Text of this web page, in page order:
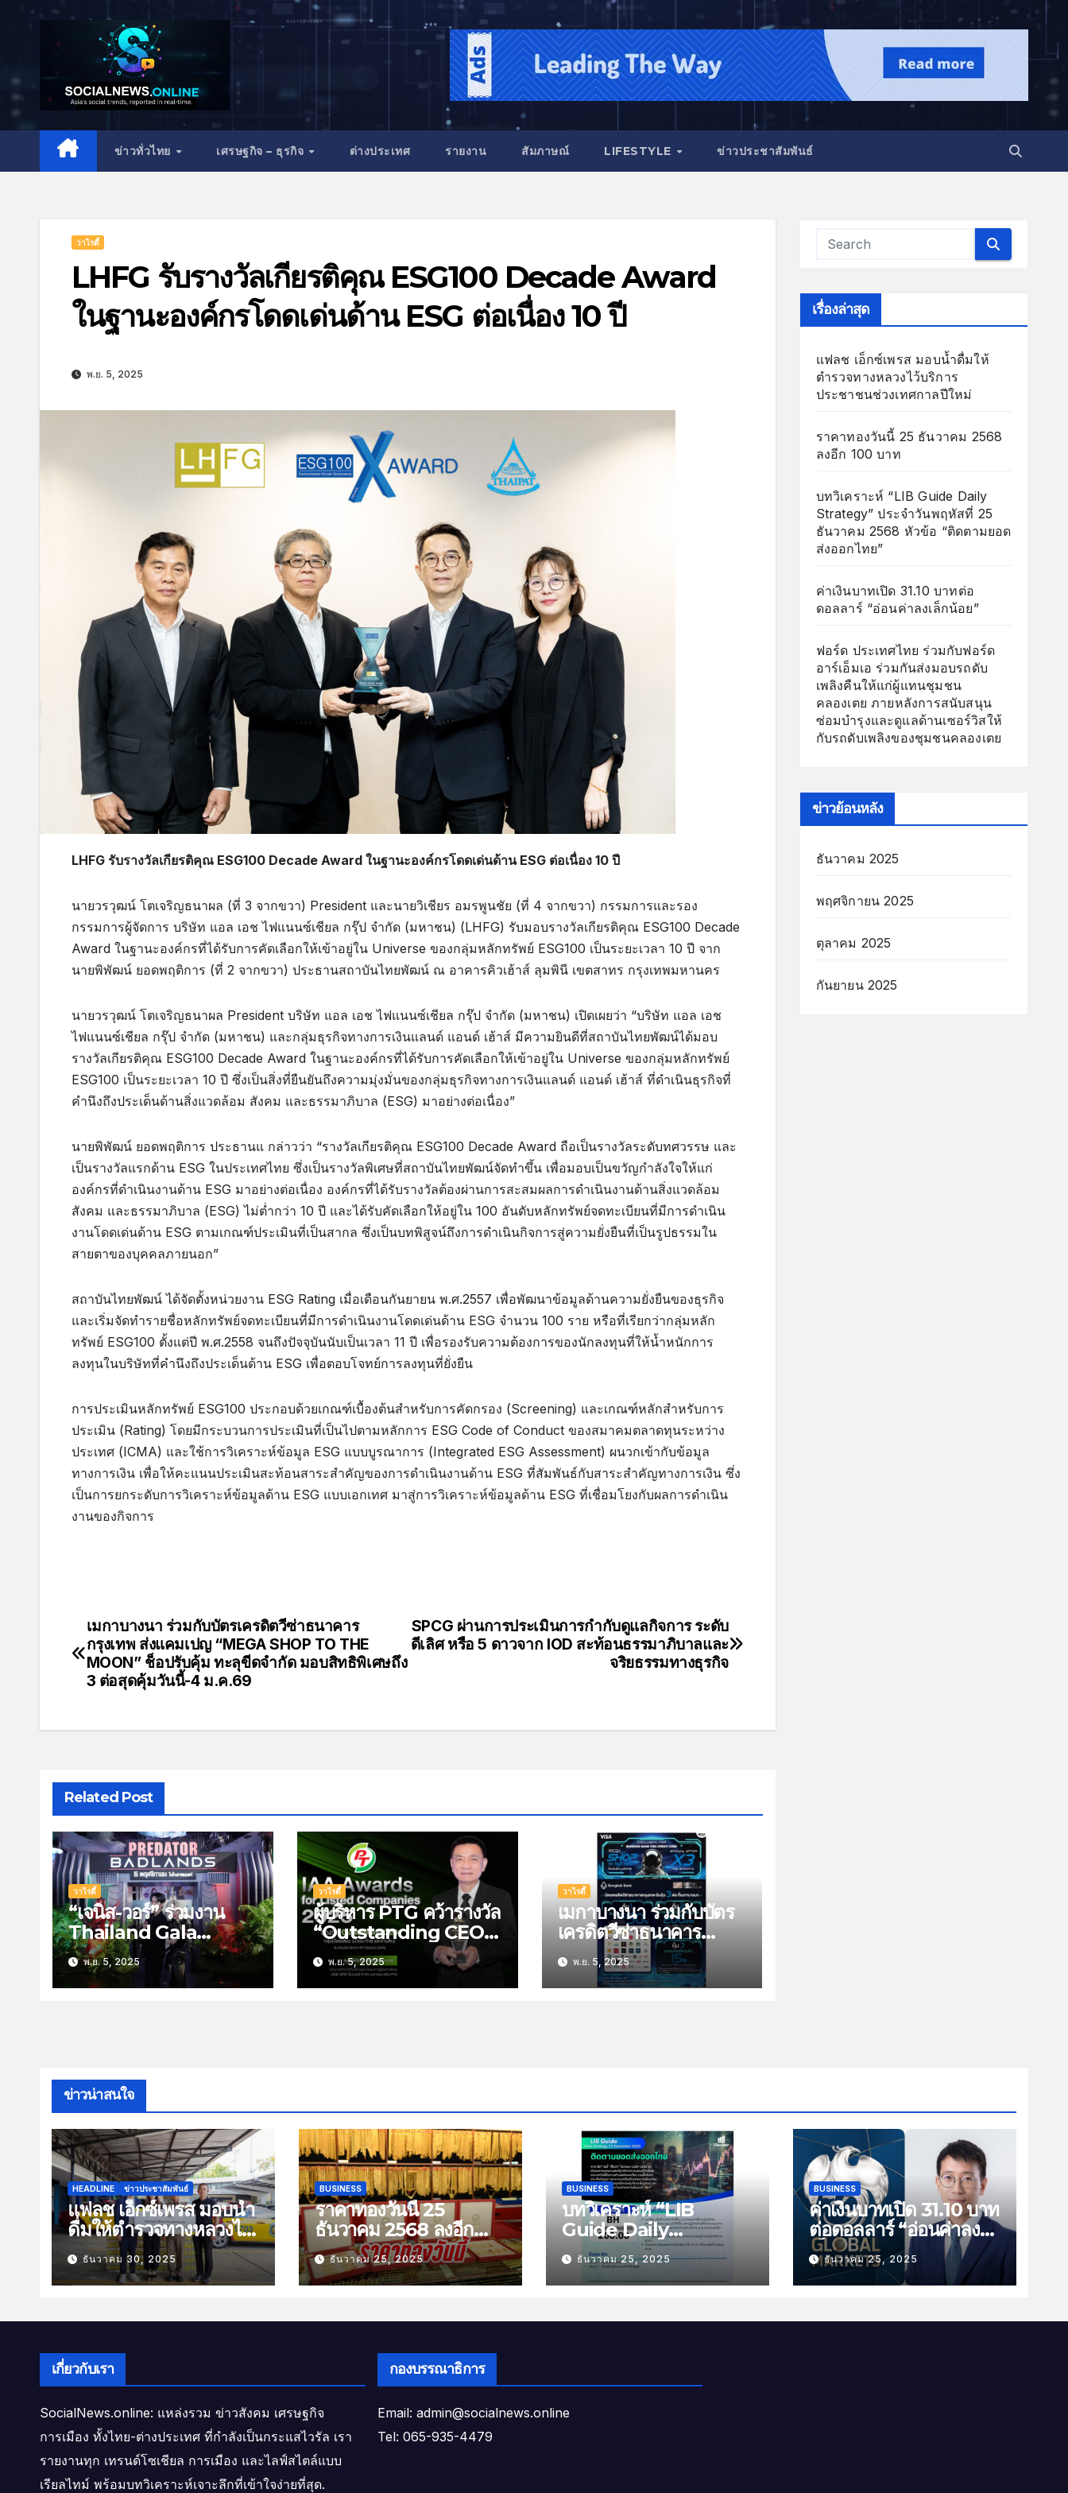
ข่าวทั่วไทย เศรษฐกิจ – ธุรกิจ ต่างประเทศ รายงาน สัมภาษณ์ LIFESTYLE ข่าวประชาสัมพันธ์
วาไรตี้
LHFG รับรางวัลเกียรติคุณ ESG100 Decade Award
ในฐานะองค์กรโดดเด่นด้าน ESG ต่อเนื่อง 10 ปี
พ.ย. 5, 2025
LHFG รับรางวัลเกียรติคุณ ESG100 Decade Award ในฐานะองค์กรโดดเด่นด้าน ESG ต่อเนื่อง 10 ปี
นายวรวุฒน์ โตเจริญธนาผล (ที่ 3 จากขวา) President และนายวิเชียร อมรพูนชัย (ที่ 4 จากขวา) กรรมการและรอง
กรรมการผู้จัดการ บริษัท แอล เอช ไฟแนนซ์เชียล กรุ๊ป จำกัด (มหาชน) (LHFG) รับมอบรางวัลเกียรติคุณ ESG100 Decade
Award ในฐานะองค์กรที่ได้รับการคัดเลือกให้เข้าอยู่ใน Universe ของกลุ่มหลักทรัพย์ ESG100 เป็นระยะเวลา 10 ปี จาก
นายพิพัฒน์ ยอดพฤติการ (ที่ 2 จากขวา) ประธานสถาบันไทยพัฒน์ ณ อาคารคิวเฮ้าส์ ลุมพินี เขตสาทร กรุงเทพมหานคร
นายวรวุฒน์ โตเจริญธนาผล President บริษัท แอล เอช ไฟแนนซ์เชียล กรุ๊ป จำกัด (มหาชน) เปิดเผยว่า “บริษัท แอล เอช
ไฟแนนซ์เชียล กรุ๊ป จำกัด (มหาชน) และกลุ่มธุรกิจทางการเงินแลนด์ แอนด์ เฮ้าส์ มีความยินดีที่สถาบันไทยพัฒน์ได้มอบ
รางวัลเกียรติคุณ ESG100 Decade Award ในฐานะองค์กรที่ได้รับการคัดเลือกให้เข้าอยู่ใน Universe ของกลุ่มหลักทรัพย์
ESG100 เป็นระยะเวลา 10 ปี ซึ่งเป็นสิ่งที่ยืนยันถึงความมุ่งมั่นของกลุ่มธุรกิจทางการเงินแลนด์ แอนด์ เฮ้าส์ ที่ดำเนินธุรกิจที่
คำนึงถึงประเด็นด้านสิ่งแวดล้อม สังคม และธรรมาภิบาล (ESG) มาอย่างต่อเนื่อง”
นายพิพัฒน์ ยอดพฤติการ ประธานแ กล่าวว่า “รางวัลเกียรติคุณ ESG100 Decade Award ถือเป็นรางวัลระดับทศวรรษ และ
เป็นรางวัลแรกด้าน ESG ในประเทศไทย ซึ่งเป็นรางวัลพิเศษที่สถาบันไทยพัฒน์จัดทำขึ้น เพื่อมอบเป็นขวัญกำลังใจให้แก่
องค์กรที่ดำเนินงานด้าน ESG มาอย่างต่อเนื่อง องค์กรที่ได้รับรางวัลต้องผ่านการสะสมผลการดำเนินงานด้านสิ่งแวดล้อม
สังคม และธรรมาภิบาล (ESG) ไม่ต่ำกว่า 10 ปี และได้รับคัดเลือกให้อยู่ใน 100 อันดับหลักทรัพย์จดทะเบียนที่มีการดำเนิน
งานโดดเด่นด้าน ESG ตามเกณฑ์ประเมินที่เป็นสากล ซึ่งเป็นบทพิสูจน์ถึงการดำเนินกิจการสู่ความยั่งยืนที่เป็นรูปธรรมใน
สายตาของบุคคลภายนอก”
สถาบันไทยพัฒน์ ได้จัดตั้งหน่วยงาน ESG Rating เมื่อเดือนกันยายน พ.ศ.2557 เพื่อพัฒนาข้อมูลด้านความยั่งยืนของธุรกิจ
และเริ่มจัดทำรายชื่อหลักทรัพย์จดทะเบียนที่มีการดำเนินงานโดดเด่นด้าน ESG จำนวน 100 ราย หรือที่เรียกว่ากลุ่มหลัก
ทรัพย์ ESG100 ตั้งแต่ปี พ.ศ.2558 จนถึงปัจจุบันนับเป็นเวลา 11 ปี เพื่อรองรับความต้องการของนักลงทุนที่ให้น้ำหนักการ
ลงทุนในบริษัทที่คำนึงถึงประเด็นด้าน ESG เพื่อตอบโจทย์การลงทุนที่ยั่งยืน
การประเมินหลักทรัพย์ ESG100 ประกอบด้วยเกณฑ์เบื้องต้นสำหรับการคัดกรอง (Screening) และเกณฑ์หลักสำหรับการ
ประเมิน (Rating) โดยมีกระบวนการประเมินที่เป็นไปตามหลักการ ESG Code of Conduct ของสมาคมตลาดทุนระหว่าง
ประเทศ (ICMA) และใช้การวิเคราะห์ข้อมูล ESG แบบบูรณาการ (Integrated ESG Assessment) ผนวกเข้ากับข้อมูล
ทางการเงิน เพื่อให้คะแนนประเมินสะท้อนสาระสำคัญของการดำเนินงานด้าน ESG ที่สัมพันธ์กับสาระสำคัญทางการเงิน ซึ่ง
เป็นการยกระดับการวิเคราะห์ข้อมูลด้าน ESG แบบเอกเทศ มาสู่การวิเคราะห์ข้อมูลด้าน ESG ที่เชื่อมโยงกับผลการดำเนิน
งานของกิจการ
SPCG ผ่านการประเมินการกำกับดูแลกิจการ ระดับ
ดีเลิศ หรือ 5 ดาวจาก IOD สะท้อนธรรมาภิบาลและ
จริยธรรมทางธุรกิจ
เมกาบางนา ร่วมกับบัตรเครดิตวีซ่าธนาคาร
กรุงเทพ ส่งแคมเปญ “MEGA SHOP TO THE
MOON” ช็อปรับคุ้ม ทะลุขีดจำกัด มอบสิทธิพิเศษถึง
3 ต่อสุดคุ้มวันนี้-4 ม.ค.69
Related Post
วาไรตี้
“เจนิส-วอร์” ร่วมงาน
Thailand Gala
Premiere เปิดตัว
ภาพยนตร์ Predator:
Badlands พรีเด
พ.ย. 5, 2025
วาไรตี้
ผู้บริหาร PTG คว้ารางวัล
“Outstanding CEO”
จากเวที IAA Awards
for Listed
Companies 2025
พ.ย. 5, 2025
วาไรตี้
เมกาบางนา ร่วมกับบัตร
เครดิตวีซ่าธนาคาร
กรุงเทพ ส่งแคมเปญ
“MEGA SHOP TO
THE MOON” ช็อปรับ
พ.ย. 5, 2025
เรื่องล่าสุด
แฟลช เอ็กซ์เพรส มอบน้ำดื่มให้
ตำรวจทางหลวงไว้บริการ
ประชาชนช่วงเทศกาลปีใหม่
ราคาทองวันนี้ 25 ธันวาคม 2568
ลงอีก 100 บาท
บทวิเคราะห์ “LIB Guide Daily
Strategy” ประจำวันพฤหัสที่ 25
ธันวาคม 2568 หัวข้อ “ติดตามยอด
ส่งออกไทย”
ค่าเงินบาทเปิด 31.10 บาทต่อ
ดอลลาร์ “อ่อนค่าลงเล็กน้อย”
ฟอร์ด ประเทศไทย ร่วมกับฟอร์ด
อาร์เอ็มเอ ร่วมกันส่งมอบรถดับ
เพลิงคืนให้แก่ผู้แทนชุมชน
คลองเตย ภายหลังการสนับสนุน
ซ่อมบำรุงและดูแลด้านเซอร์วิสให้
กับรถดับเพลิงของชุมชนคลองเตย
ข่าวย้อนหลัง
ธันวาคม 2025
พฤศจิกายน 2025
ตุลาคม 2025
กันยายน 2025
ข่าวน่าสนใจ
HEADLINE ข่าวประชาสัมพันธ์
แฟลช เอ็กซ์เพรส มอบน้ำ
ดื่มให้ตำรวจทางหลวงไว้
บริการประชาชนช่วง
เทศกาลปีใหม่
ธันวาคม 30, 2025
BUSINESS
ราคาทองวันนี้ 25
ธันวาคม 2568 ลงอีก
100 บาท
ธันวาคม 25, 2025
BUSINESS
บทวิเคราะห์ “LIB
Guide Daily
Strategy” ประจำวัน
พฤหัสที่ 25 ธันวาคม
2568 หัวข้อ “ติดตาม
ธันวาคม 25, 2025
BUSINESS
ค่าเงินบาทเปิด 31.10 บาท
ต่อดอลลาร์ “อ่อนค่าลง
เล็กน้อย”
ธันวาคม 25, 2025
เกี่ยวกับเรา
SocialNews.online: แหล่งรวม ข่าวสังคม เศรษฐกิจ
การเมือง ทั้งไทย-ต่างประเทศ ที่กำลังเป็นกระแสไวรัล เรา
รายงานทุก เทรนด์โซเชียล การเมือง และไลฟ์สไตล์แบบ
เรียลไทม์ พร้อมบทวิเคราะห์เจาะลึกที่เข้าใจง่ายที่สุด.
กองบรรณาธิการ
Email: admin@socialnews.online
Tel: 065-935-4479